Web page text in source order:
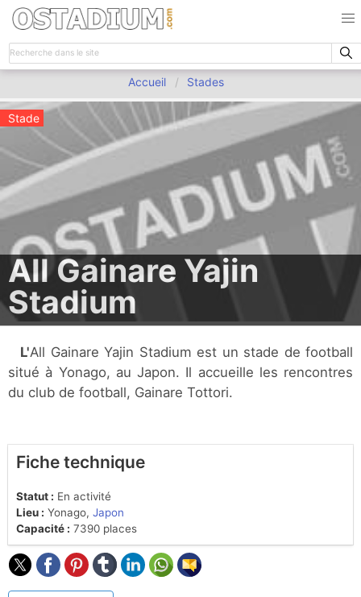
Accueil Stades
Stade
All Gainare Yajin
Stadium
L'All Gainare Yajin Stadium est un stade de football
situé à Yonago, au Japon. Il accueille les rencontres
du club de football, Gainare Tottori.
Fiche technique
Statut : En activité
Lieu : Yonago, Japon
Capacité : 7390 places